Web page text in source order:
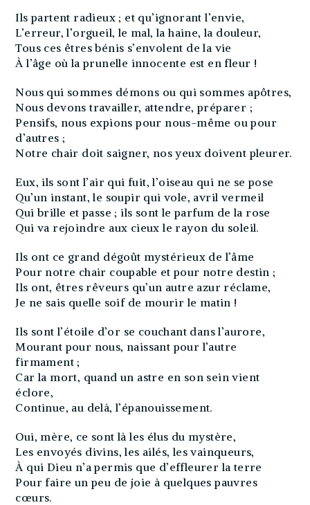
Ils partent radieux ; et qu’ignorant l’envie,
L’erreur, l’orgueil, le mal, la haine, la douleur,
Tous ces êtres bénis s’envolent de la vie
À l’âge où la prunelle innocente est en fleur !
Nous qui sommes démons ou qui sommes apôtres,
Nous devons travailler, attendre, préparer ;
Pensifs, nous expions pour nous-même ou pour
d’autres ;
Notre chair doit saigner, nos yeux doivent pleurer.
Eux, ils sont l’air qui fuit, l’oiseau qui ne se pose
Qu’un instant, le soupir qui vole, avril vermeil
Qui brille et passe ; ils sont le parfum de la rose
Qui va rejoindre aux cieux le rayon du soleil.
Ils ont ce grand dégoût mystérieux de l’âme
Pour notre chair coupable et pour notre destin ;
Ils ont, êtres rêveurs qu’un autre azur réclame,
Je ne sais quelle soif de mourir le matin !
Ils sont l’étoile d’or se couchant dans l’aurore,
Mourant pour nous, naissant pour l’autre
firmament ;
Car la mort, quand un astre en son sein vient
éclore,
Continue, au delà, l’épanouissement.
Oui, mère, ce sont là les élus du mystère,
Les envoyés divins, les ailés, les vainqueurs,
À qui Dieu n’a permis que d’effleurer la terre
Pour faire un peu de joie à quelques pauvres
cœurs.